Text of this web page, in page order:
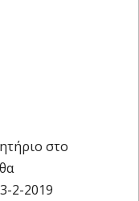
στο
2-2019